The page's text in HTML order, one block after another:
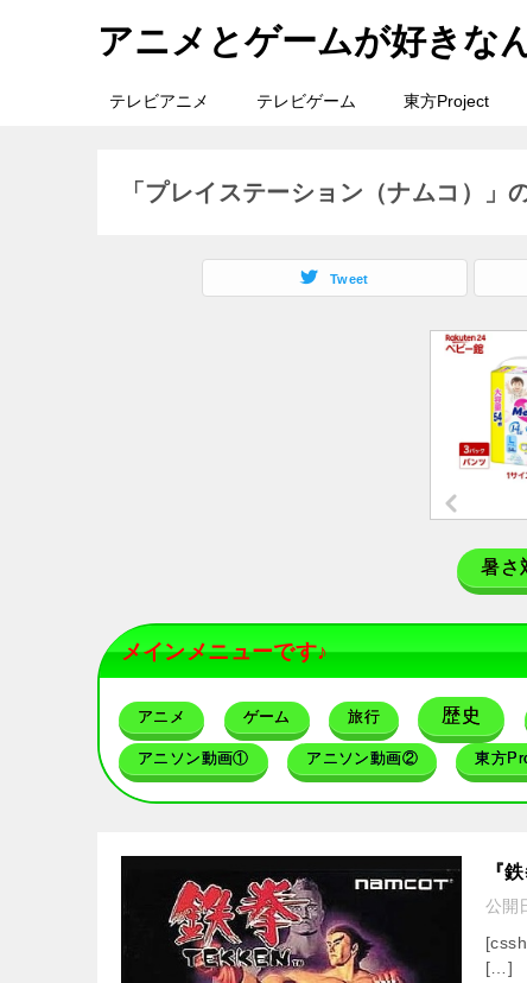
アニメとゲームが好きな
テレビアニメ テレビゲーム 東方Project
「プレイステーション（ナムコ）」
Tweet
暑さ
メインメニューです♪
アニメ ゲーム 旅行 歴史
アニソン動画① アニソン動画② 東方
『
公開
[…]